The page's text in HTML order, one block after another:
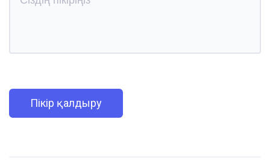
Пікір қалдыру